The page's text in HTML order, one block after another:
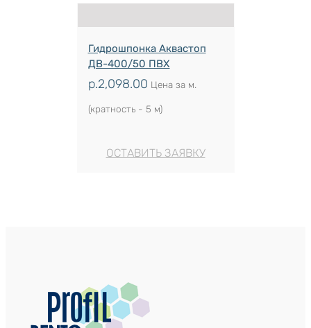
Гидрошпонка Аквастоп
ДВ-400/50 ПВХ
р.2,098.00 Цена за м.
(кратность - 5 м)
ОСТАВИТЬ ЗАЯВКУ